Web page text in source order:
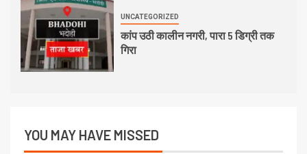
UNCATEGORIZED
कांप उठी कालीन नगरी, पारा 5 डिग्री तक
गिरा
YOU MAY HAVE MISSED